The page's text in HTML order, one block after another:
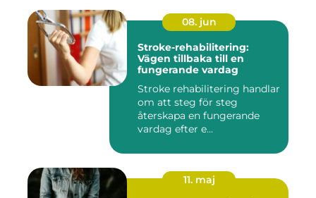
08. jun
Stroke-rehabilitering:
Vägen tillbaka till en
fungerande vardag
Stroke rehabilitering handlar
om att steg för steg
återskapa en fungerande
vardag efter e...
11. maj